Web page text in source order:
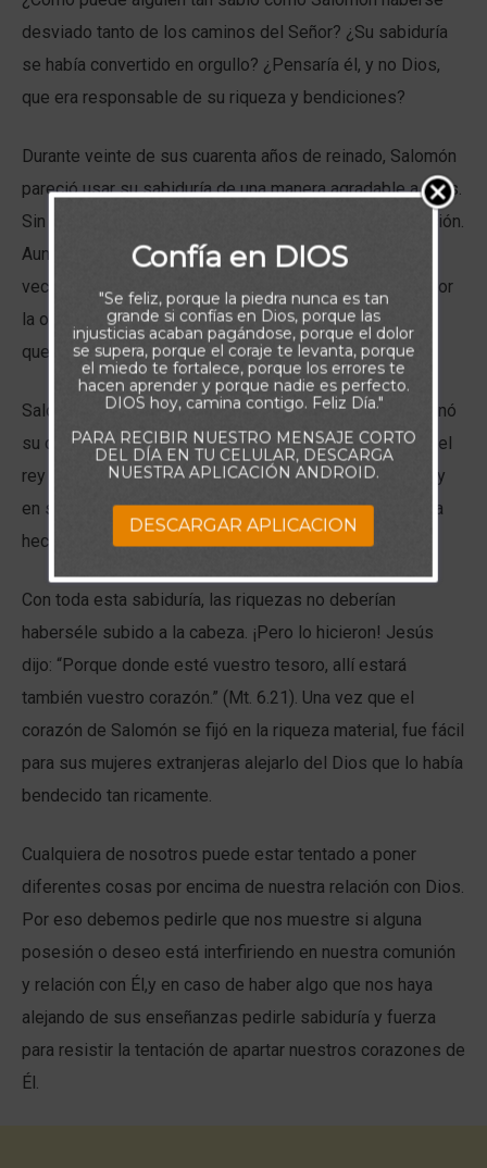
desviado tanto de los caminos del Señor? ¿Su sabiduría
se había convertido en orgullo? ¿Pensaría él, y no Dios,
que era responsable de su riqueza y bendiciones?
Durante veinte de sus cuarenta años de reinado, Salomón
pareció usar su sabiduría de una manera agradable a Dios.
Sin embargo, se hace poca mención de su vida de oración.
Aunque Salomón ofrecía sacrificios en el templo tres
veces al año, no hay registro de si tenía una vocación por
la oración durante estas visitas, lo que tal vez significa
que eran una formalidad.
Salomón llenó su vida de tesoros, y ahí es donde terminó
su corazón, las Santas Escrituras afirman: “Así excedía el
rey Salomón a todos los reyes de la tierra en riquezas y
en sabiduría.”. (1Rs 10.23). Una promesa que Dios habia
hecho. (1 Reyes 3:13).
Con toda esta sabiduría, las riquezas no deberían
haberséle subido a la cabeza. ¡Pero lo hicieron! Jesús
dijo: “Porque donde esté vuestro tesoro, allí estará
también vuestro corazón.” (Mt. 6.21). Una vez que el
corazón de Salomón se fijó en la riqueza material, fue fácil
para sus mujeres extranjeras alejarlo del Dios que lo había
bendecido tan ricamente.
Cualquiera de nosotros puede estar tentado a poner
diferentes cosas por encima de nuestra relación con Dios.
Por eso debemos pedirle que nos muestre si alguna
posesión o deseo está interfiriendo en nuestra comunión
y relación con Él,y en caso de haber algo que nos haya
alejando de sus enseñanzas pedirle sabiduría y fuerza
para resistir la tentación de apartar nuestros corazones de
Él.
Confía en DIOS
"Se feliz, porque la piedra nunca es tan
grande si confías en Dios, porque las
injusticias acaban pagándose, porque el dolor
se supera, porque el coraje te levanta, porque
el miedo te fortalece, porque los errores te
hacen aprender y porque nadie es perfecto.
DIOS hoy, camina contigo. Feliz Día."
PARA RECIBIR NUESTRO MENSAJE CORTO
DEL DÍA EN TU CELULAR, DESCARGA
NUESTRA APLICACIÓN ANDROID.
DESCARGAR APLICACION